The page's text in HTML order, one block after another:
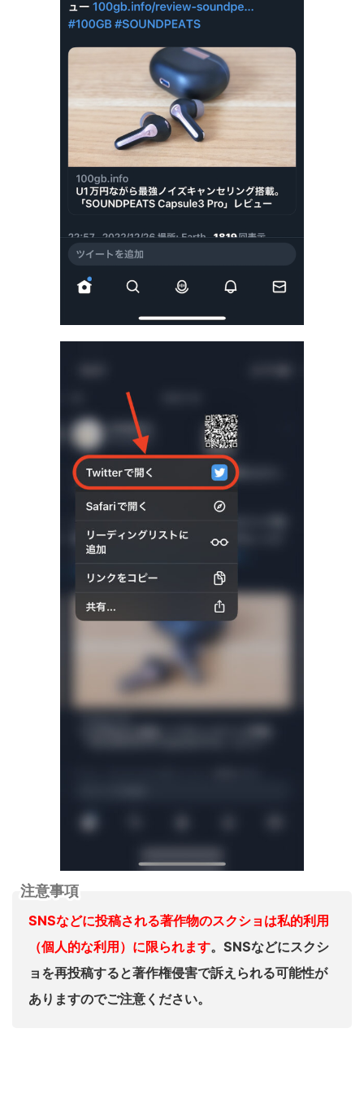
注意事項
SNSなどに投稿される著作物のスクショは私的利用
（個人的な利用）に限られます。SNSなどにスクシ
ョを再投稿すると著作権侵害で訴えられる可能性が
ありますのでご注意ください。